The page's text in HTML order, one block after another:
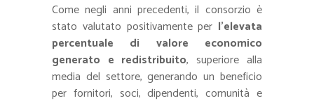
Come negli anni precedenti, il consorzio è
stato valutato positivamente per l’elevata
percentuale di valore economico
generato e redistribuito, superiore alla
media del settore, generando un beneficio
per fornitori, soci, dipendenti, comunità e